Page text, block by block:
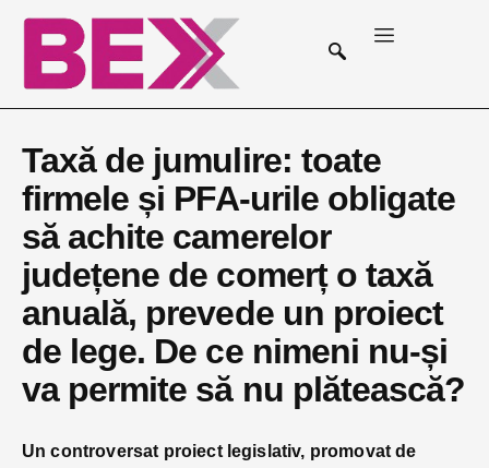
Taxă de jumulire: toate
firmele și PFA-urile obligate
să achite camerelor
județene de comerț o taxă
anuală, prevede un proiect
de lege. De ce nimeni nu-și
va permite să nu plătească?
Un controversat proiect legislativ, promovat de